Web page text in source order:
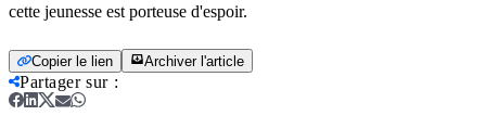
cette jeunesse est porteuse d'espoir.
Copier le lien Archiver l'article
Partager sur: